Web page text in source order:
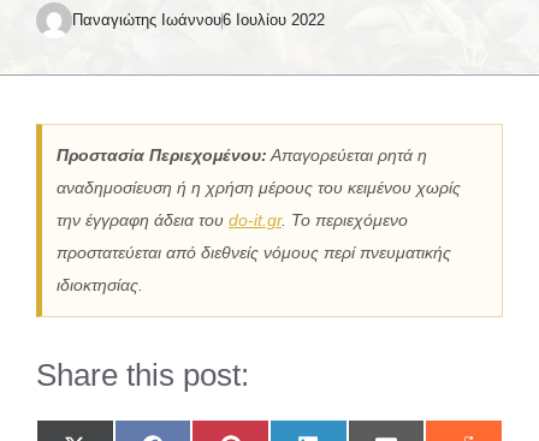
Παναγιώτης Ιωάννου6 Ιουλίου 2022
Προστασία Περιεχομένου: Απαγορεύεται ρητά η
αναδημοσίευση ή η χρήση μέρους του κειμένου χωρίς
την έγγραφη άδεια του do-it.gr. Το περιεχόμενο
προστατεύεται από διεθνείς νόμους περί πνευματικής
ιδιοκτησίας.
Share this post: